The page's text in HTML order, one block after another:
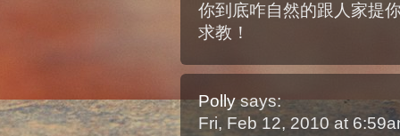
你到底咋自然的跟人家提
求教！
Polly says:
Fri, Feb 12, 2010 at